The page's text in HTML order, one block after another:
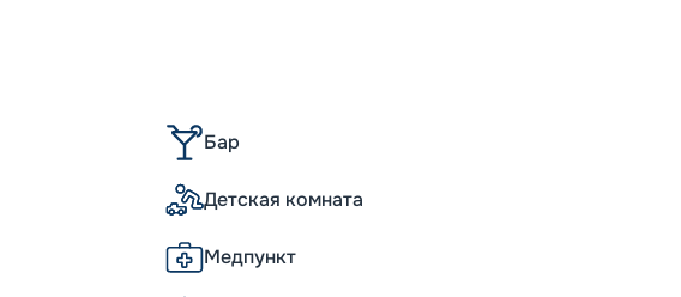
Бар
Детская комната
Медпункт